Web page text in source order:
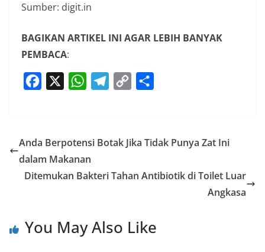
Sumber: digit.in
BAGIKAN ARTIKEL INI AGAR LEBIH BANYAK
PEMBACA:
W
A
r
Anda Berpotensi Botak Jika Tidak Punya Zat Ini
dalam Makanan
Ditemukan Bakteri Tahan Antibiotik di Toilet Luar
Angkasa
You May Also Like